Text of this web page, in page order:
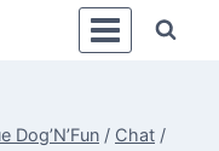
Dog’N’Fun / Chat /